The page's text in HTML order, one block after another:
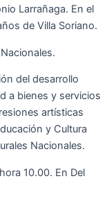
Larrañaga. En el
de Villa Soriano.
del desarrollo
a bienes y servicios
artísticas
y Cultura
Nacionales.
10.00. En Del